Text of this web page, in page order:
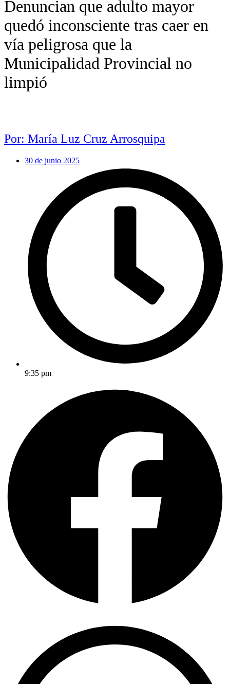
Denuncian que adulto mayor
quedó inconsciente tras caer en
vía peligrosa que la
Municipalidad Provincial no
limpió
Por: María Luz Cruz Arrosquipa
30 de junio 2025
9:35 pm